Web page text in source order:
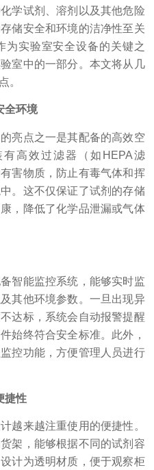
试剂、溶剂以及其他危险
储安全和环境的洁净性至关
为实验室安全设备的关键之
室中的一部分。本文将从几
。
全环境
点之一是其配备的高效空
高效过滤器（如HEPA滤
害物质，防止有毒气体和挥
。这不仅保证了试剂的存储
，降低了化学品泄漏或气体
能监控系统，能够实时监
其他环境参数。一旦出现异
达标，系统会自动报警提醒
始终符合安全标准。此外，
控功能，方便管理人员进行
捷性
来越注重使用的便捷性。
架，能够根据不同的试剂容
计为透明材质，便于观察柜